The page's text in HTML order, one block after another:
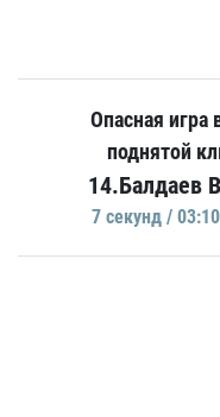
Опасная игра
поднятой
14.Балдаев
7 секунд /